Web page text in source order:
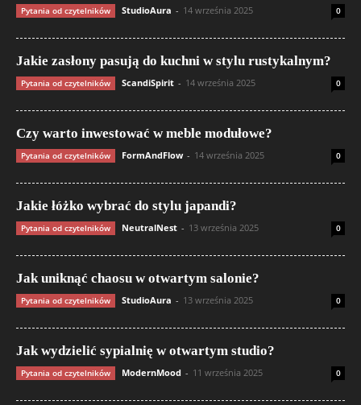
Pytania od czytelników StudioAura - 14 września 2025 0
Jakie zasłony pasują do kuchni w stylu rustykalnym?
Pytania od czytelników ScandiSpirit - 14 września 2025 0
Czy warto inwestować w meble modułowe?
Pytania od czytelników FormAndFlow - 14 września 2025 0
Jakie łóżko wybrać do stylu japandi?
Pytania od czytelników NeutralNest - 13 września 2025 0
Jak uniknąć chaosu w otwartym salonie?
Pytania od czytelników StudioAura - 13 września 2025 0
Jak wydzielić sypialnię w otwartym studio?
Pytania od czytelników ModernMood - 11 września 2025 0